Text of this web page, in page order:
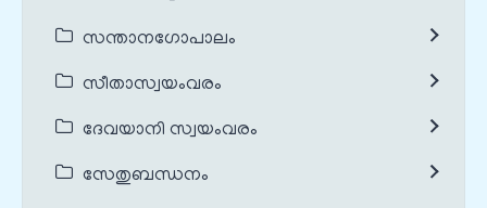
സന്താനഗോപാലം
സീതാസ്വയംവരം
ദേവയാനി സ്വയംവരം
സേതുബന്ധനം